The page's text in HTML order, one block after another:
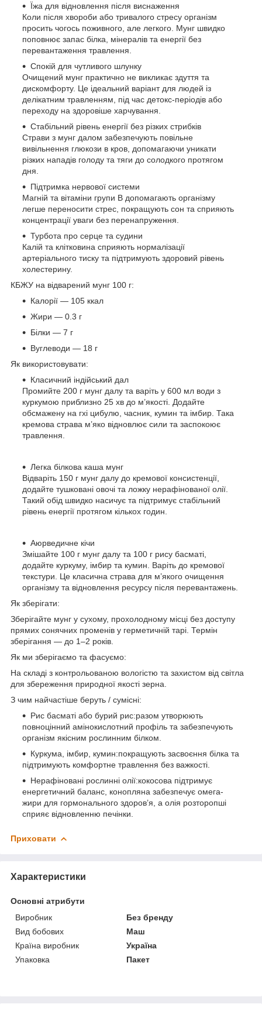
Їжа для відновлення після виснаження
Коли після хвороби або тривалого стресу організм
просить чогось поживного, але легкого. Мунг швидко
поповнює запас білка, мінералів та енергії без
перевантаження травлення.
Спокій для чутливого шлунку
Очищений мунг практично не викликає здуття та
дискомфорту. Це ідеальний варіант для людей із
делікатним травленням, під час детокс-періодів або
переходу на здоровіше харчування.
Стабільний рівень енергії без різких стрибків
Страви з мунг далом забезпечують повільне
вивільнення глюкози в кров, допомагаючи уникати
різких нападів голоду та тяги до солодкого протягом
дня.
Підтримка нервової системи
Магній та вітаміни групи B допомагають організму
легше переносити стрес, покращують сон та сприяють
концентрації уваги без перенапруження.
Турбота про серце та судини
Калій та клітковина сприяють нормалізації
артеріального тиску та підтримують здоровий рівень
холестерину.
КБЖУ на відварений мунг 100 г:
Калорії — 105 ккал
Жири — 0.3 г
Білки — 7 г
Вуглеводи — 18 г
Як використовувати:
Класичний індійський дал
Промийте 200 г мунг далу та варіть у 600 мл води з
куркумою приблизно 25 хв до м’якості. Додайте
обсмажену на гхі цибулю, часник, кумин та імбир. Така
кремова страва м’яко відновлює сили та заспокоює
травлення.
Легка білкова каша мунг
Відваріть 150 г мунг далу до кремової консистенції,
додайте тушковані овочі та ложку нерафінованої олії.
Такий обід швидко насичує та підтримує стабільний
рівень енергії протягом кількох годин.
Аюрведичне кічи
Змішайте 100 г мунг далу та 100 г рису басматі,
додайте куркуму, імбир та кумин. Варіть до кремової
текстури. Це класична страва для м’якого очищення
організму та відновлення ресурсу після перевантажень.
Як зберігати:
Зберігайте мунг у сухому, прохолодному місці без доступу
прямих сонячних променів у герметичній тарі. Термін
зберігання — до 1–2 років.
Як ми зберігаємо та фасуємо:
На складі з контрольованою вологістю та захистом від світла
для збереження природної якості зерна.
З чим найчастіше беруть / сумісні:
Рис басматі або бурий рис:разом утворюють
повноцінний амінокислотний профіль та забезпечують
організм якісним рослинним білком.
Куркума, імбир, кумин:покращують засвоєння білка та
підтримують комфортне травлення без важкості.
Нерафіновані рослинні олії:кокосова підтримує
енергетичний баланс, конопляна забезпечує омега-
жири для гормонального здоров’я, а олія розторопші
сприяє відновленню печінки.
Приховати
Характеристики
Основні атрибути
Виробник
Без бренду
Вид бобових
Маш
Країна виробник
Україна
Упаковка
Пакет